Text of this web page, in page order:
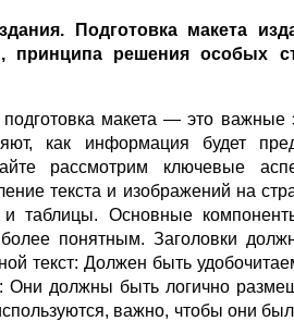
Подготовка макета
принципа решения особых
макета — это важные
как информация будет
рассмотрим ключевые
текста и изображений на
и таблицы. Основные
более понятным. Заголовки
текст: Должен быть
должны быть логично
важно, чтобы они